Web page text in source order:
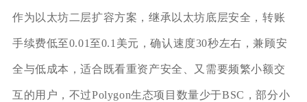
作为以太坊二层扩容方案，继承以太坊底层安全，转账
手续费低至0.01至0.1美元，确认速度30秒左右，兼顾安
全与低成本，适合既看重资产安全、又需要频繁小额交
互的用户，不过Polygon生态项目数量少于BSC，部分小